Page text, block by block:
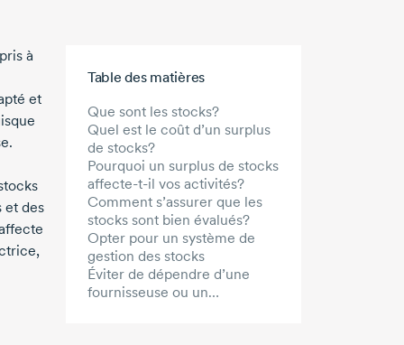
Table des matières
Que sont les stocks?
Quel est le coût d’un surplus
de stocks?
Pourquoi un surplus de stocks
affecte-t-il vos activités?
Comment s’assurer que les
stocks sont bien évalués?
Opter pour un système de
gestion des stocks
Éviter de dépendre d’une
fournisseuse ou un
à
et
et des